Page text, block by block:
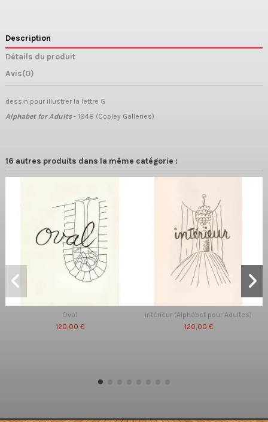
Description
Détails du produit
Avis(0)
dessin pour illustrer la lettre G
Alphabet for Adults- 1948 (Copley Galleries)
16 autres produits dans la même catégorie :
Oval
120,00 €
intérieur (Alphabet pour Adultes)
120,00 €